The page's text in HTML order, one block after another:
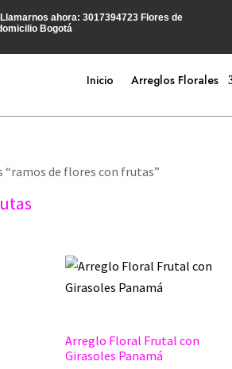
ahora: 3017394723Flores de
Bogotá
Inicio Arreglos Florales
de flores con frutas”
Arreglo Floral Frutal con
Girasoles Panamá